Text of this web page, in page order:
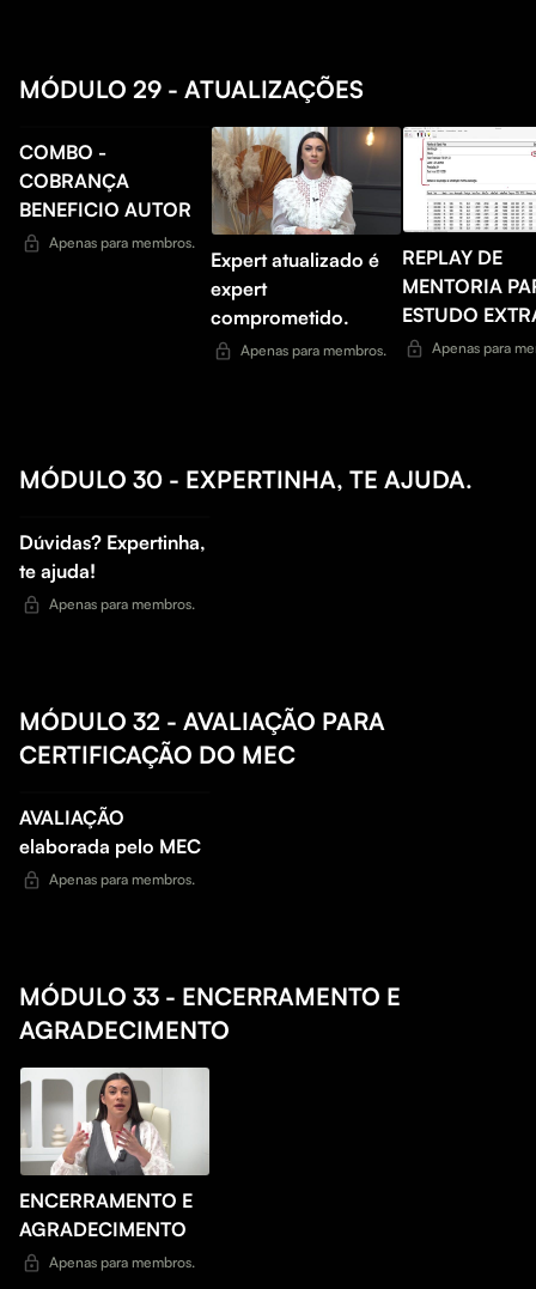
MÓDULO 29 - ATUALIZAÇÕES
COMBO -
COBRANÇA
BENEFICIO AUTOR
Apenas para membros.
Expert atualizado é
expert
comprometido.
Apenas para membros.
REPLAY DE
MENTORIA
ESTUDO
Apenas para
MÓDULO 30 - EXPERTINHA, TE AJUDA.
Dúvidas? Expertinha,
te ajuda!
Apenas para membros.
MÓDULO 32 - AVALIAÇÃO PARA
CERTIFICAÇÃO DO MEC
AVALIAÇÃO
elaborada pelo MEC
Apenas para membros.
MÓDULO 33 - ENCERRAMENTO E
AGRADECIMENTO
ENCERRAMENTO E
AGRADECIMENTO
Apenas para membros.